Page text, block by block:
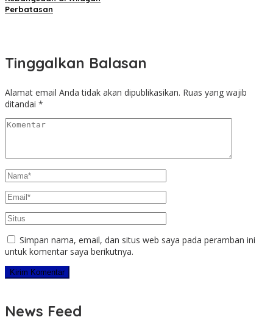
Perbatasan
Tinggalkan Balasan
Alamat email Anda tidak akan dipublikasikan. Ruas yang wajib
ditandai *
Simpan nama, email, dan situs web saya pada peramban ini
untuk komentar saya berikutnya.
News Feed